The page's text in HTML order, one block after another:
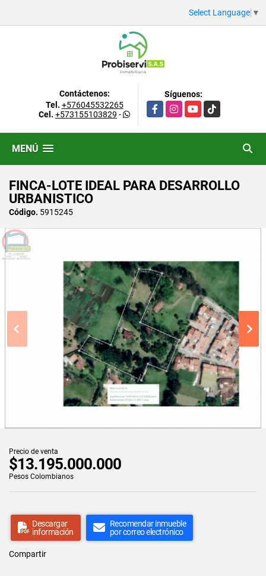
Select Language ▼
Contáctenos:
Tel. +576045532265
Cel. +573155103829 -
Síguenos:
FacebookInstagramYouTubeTikTok
MENÚ
FINCA-LOTE IDEAL PARA DESARROLLO
URBANISTICO
Código. 5915245
Precio de venta
$13.195.000.000
Pesos Colombianos
Descargar
información
Recomendar inmueble
por correo electrónico
Compartir